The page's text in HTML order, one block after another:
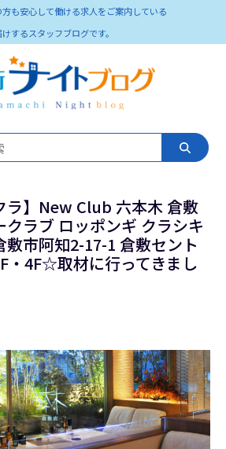
も安心して働ける求人をご案内している
するスタッフブログです。
ラ】New Club 六本木 倉敷
クラブ ロッポンギ クラシキ
市阿知2-17-1 倉敷セント
・4F☆取材に行ってきまし